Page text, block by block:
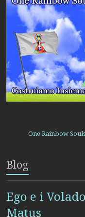
One Rainbow
Blog
Ego e i
Matus